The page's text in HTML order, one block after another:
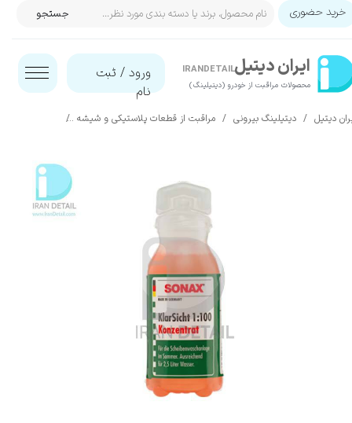
ایران‌ دیتیل
محصولات مراقبت از خودرو (دیتیلینگ)​​​​​​​
IRANDETAIL ورود / ثبت
نام
حساب کاربری من
تغییر گذر واژه
جستجو خرید حضوری
دیتیل دیتیلینگ بیرونی مراقبت از قطعات پلاستیکی و شیشه